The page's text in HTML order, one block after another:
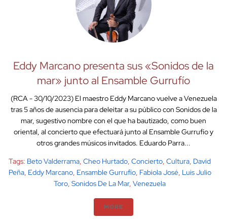
Eddy Marcano presenta sus «Sonidos de la
mar» junto al Ensamble Gurrufío
(RCA - 30/10/2023) El maestro Eddy Marcano vuelve a Venezuela
tras 5 años de ausencia para deleitar a su público con Sonidos de la
mar, sugestivo nombre con el que ha bautizado, como buen
oriental, al concierto que efectuará junto al Ensamble Gurrufío y
otros grandes músicos invitados. Eduardo Parra...
Tags: Beto Valderrama, Cheo Hurtado, Concierto, Cultura, David
Peña, Eddy Marcano, Ensamble Gurrufío, Fabiola José, Luis Julio
Toro, Sonidos De La Mar, Venezuela
MORE